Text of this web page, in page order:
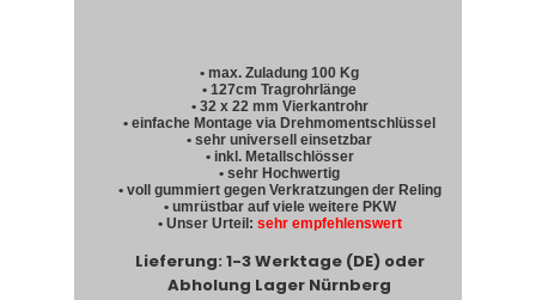
• max. Zuladung 100 Kg
• 127cm Tragrohrlänge
• 32 x 22 mm Vierkantrohr
• einfache Montage via Drehmomentschlüssel
• sehr universell einsetzbar
• inkl. Metallschlösser
• sehr Hochwertig
• voll gummiert gegen Verkratzungen der Reling
• umrüstbar auf viele weitere PKW
• Unser Urteil: sehr empfehlenswert
Lieferung: 1-3 Werktage (DE) oder
Abholung Lager Nürnberg